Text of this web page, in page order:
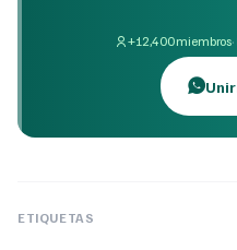
+12,400 miembros·
ETIQUETAS